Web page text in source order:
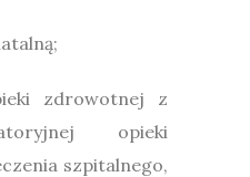
zdrowotnej z
opieki
szpitalnego,